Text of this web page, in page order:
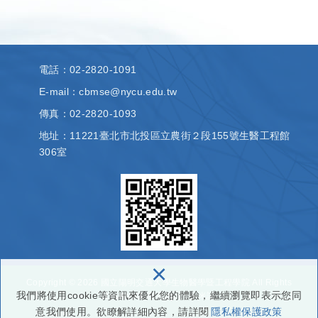
我們將使用cookie等資訊來優化您的體驗，繼續瀏覽即表示您同
意我們使用。欲瞭解詳細內容，請詳閱 隱私權保護政策
×
電話 ：02-2820-1091
E-mail：cbmse@nycu.edu.tw
傳真 ：02-2820-1093
地址 ：11221臺北市北投區立農街２段155號生醫工程館
306室
Copyright © 2026 國立陽明交通大學生物醫學暨工程學院 All Rights
Reserved. 網頁設計: 多米諾